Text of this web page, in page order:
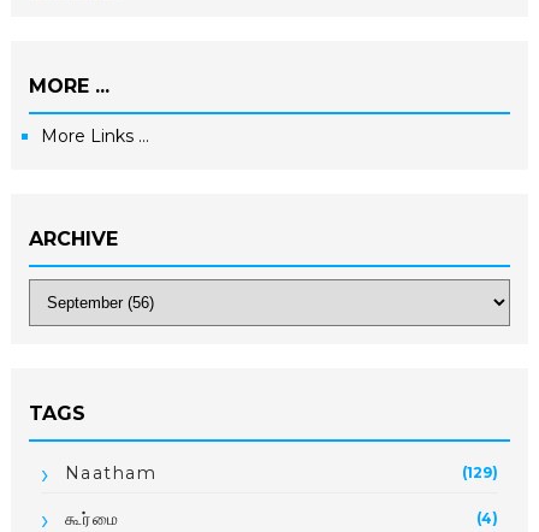
MORE ...
More Links ...
ARCHIVE
TAGS
Naatham (129)
கூர்மை (4)